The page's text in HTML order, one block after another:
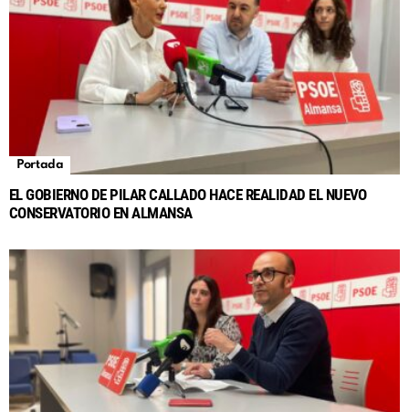
Portada
EL GOBIERNO DE PILAR CALLADO HACE REALIDAD EL NUEVO
CONSERVATORIO EN ALMANSA